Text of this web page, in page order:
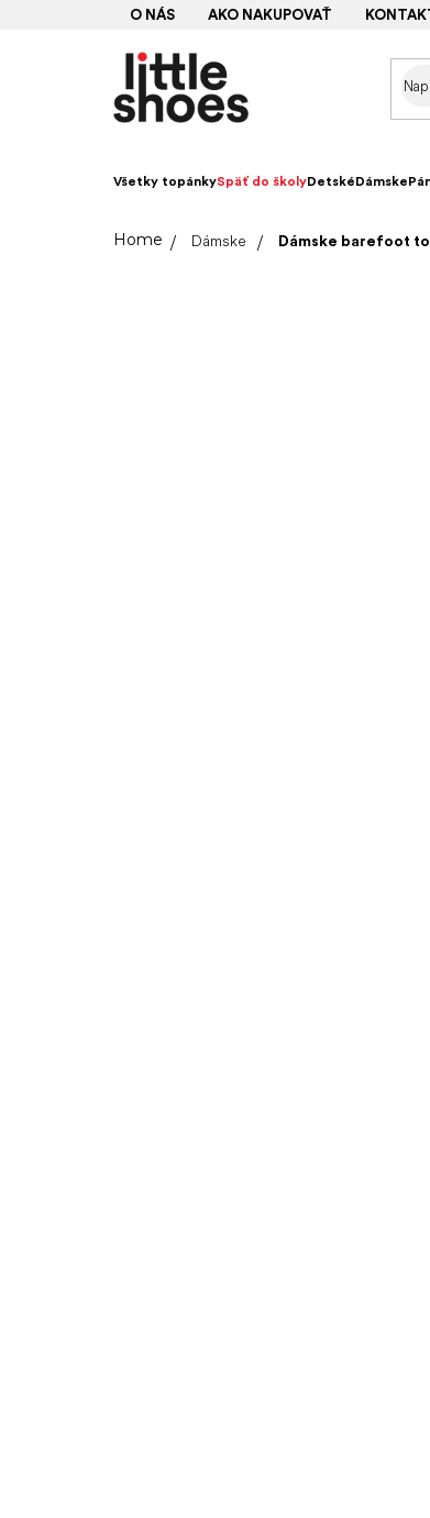
O NÁS AKO NAKUPOVAŤ
Všetky topánkySpäť do školyDetskéDámske
DomovDámske Dámske barefoot